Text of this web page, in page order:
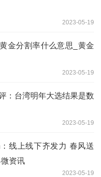
2023-05-19
金分割率什么意思_黄金
2023-05-19
：台湾明年大选结果是数
2023-05-19
线上线下齐发力 春风送
资讯
2023-05-19